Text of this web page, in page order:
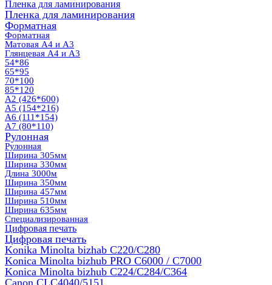
Пленка для ламинирования
Пленка для ламинирования
Форматная
Форматная
Матовая А4 и А3
Глянцевая А4 и А3
54*86
65*95
70*100
85*120
А2 (426*600)
А5 (154*216)
А6 (111*154)
А7 (80*110)
Рулонная
Рулонная
Ширина 305мм
Ширина 330мм
Длина 3000м
Ширина 350мм
Ширина 457мм
Ширина 510мм
Ширина 635мм
Специализированная
Цифровая печать
Цифровая печать
Konika Minolta bizhab C220/C280
Konica Minolta bizhub PRO C6000 / C7000
Konica Minolta bizhub С224/С284/С364
Canon CLC4040/5151